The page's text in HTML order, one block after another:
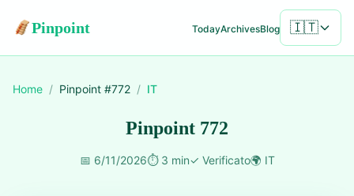
Pinpoint TodayArchivesBlog 🇮🇹
Home / Pinpoint #772 / IT
Pinpoint 772
📅 6/11/2026⏱️ 3 min✓ Verificato🌍 IT